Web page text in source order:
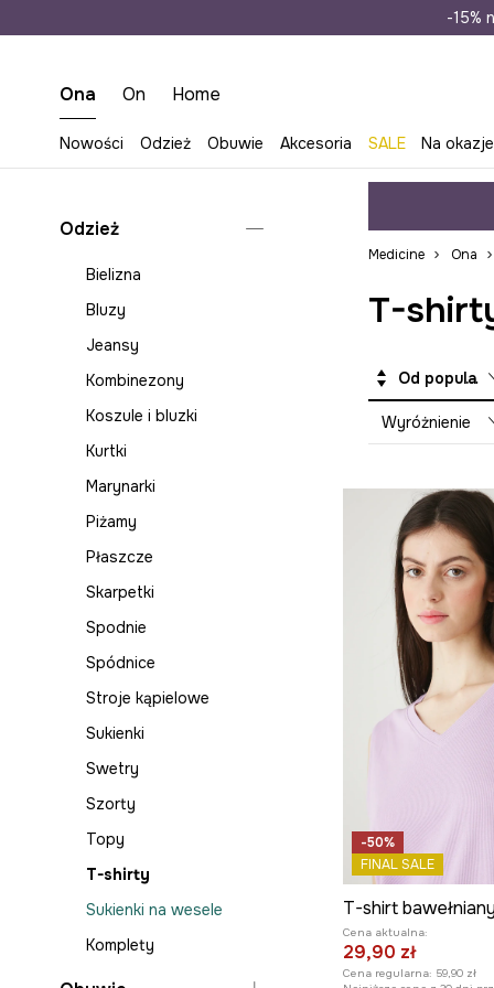
Wysyłka
-15%
Ona On Home
Nowości Odzież Obuwie Akcesoria SALE Na okazje
Odzież
Bielizna
Bluzy
Jeansy
Kombinezony
Koszule i bluzki
Kurtki
Marynarki
Piżamy
Płaszcze
Skarpetki
Spodnie
Spódnice
Stroje kąpielowe
Sukienki
Swetry
Szorty
Topy
T-shirty
Sukienki na wesele
Komplety
Medicine Ona
T-
Od popularnych
Wyróżnienie
-50%
FINAL SALE
Cena aktualna:
29,90 zł
Cena regularna: 59,90 zł